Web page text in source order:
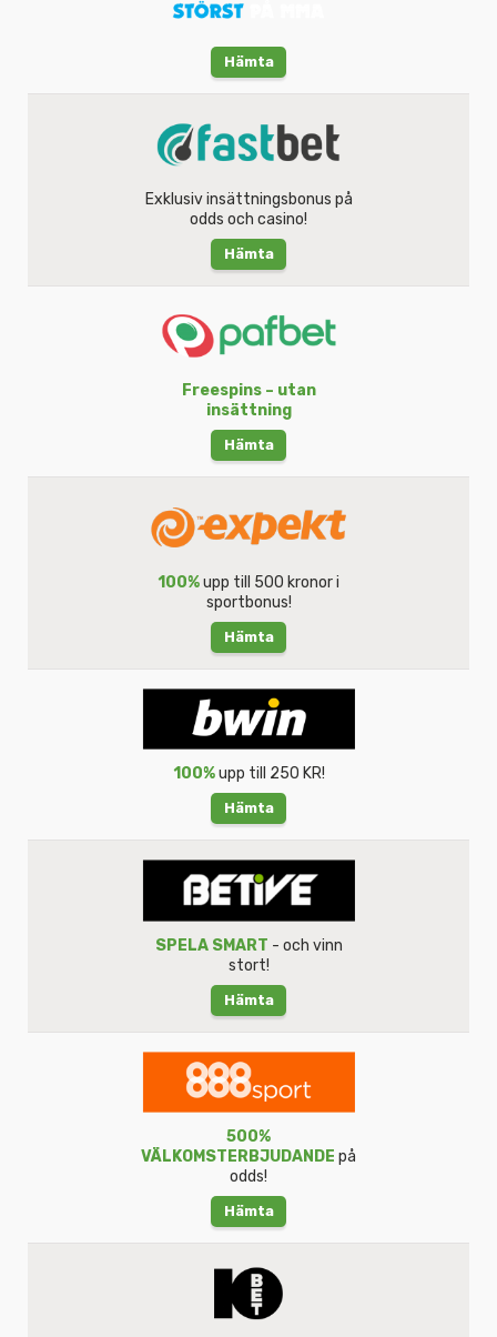
Hämta
Exklusiv insättningsbonus på
odds och casino!
Hämta
Freespins – utan
insättning
Hämta
100%upp till 500 kronor i
sportbonus!
Hämta
100%upp till 250 KR!
Hämta
SPELA SMART - och vinn
stort!
Hämta
500%
VÄLKOMSTERBJUDANDE på
odds!
Hämta